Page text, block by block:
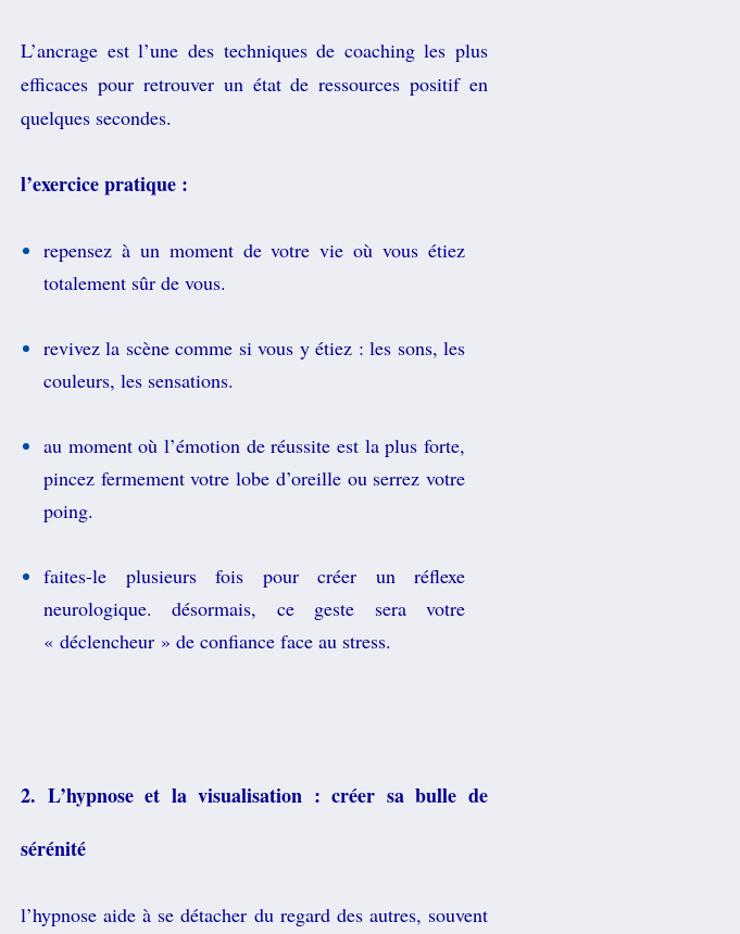
L’ancrage est l’une des techniques de coaching les plus
efficaces pour retrouver un état de ressources positif en
quelques secondes.
l’exercice pratique :
repensez à un moment de votre vie où vous étiez
totalement sûr de vous.
revivez la scène comme si vous y étiez : les sons, les
couleurs, les sensations.
au moment où l’émotion de réussite est la plus forte,
pincez fermement votre lobe d’oreille ou serrez votre
poing.
faites-le plusieurs fois pour créer un réflexe
neurologique. désormais, ce geste sera votre
« déclencheur » de confiance face au stress.
2. L’hypnose et la visualisation : créer sa bulle de
sérénité
l’hypnose aide à se détacher du regard des autres, souvent